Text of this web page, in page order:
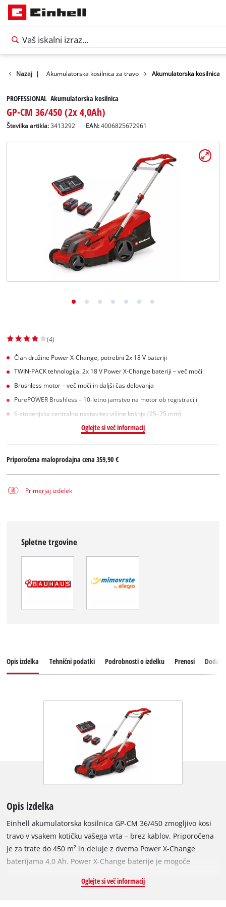
Nazaj |
Kosilnice Akumulatorska kosilnica za travo Akumulatorska kosilnica
PROFESSIONAL Akumulatorska kosilnica
GP-CM 36/450 (2x 4,0Ah)
Številka artikla: 3413292 EAN:4006825672961
(4)
Član družine Power X-Change, potrebni 2x 18 V bateriji
TWIN-PACK tehnologija: 2x 18 V Power X-Change bateriji – več moči
Brushless motor – več moči in daljši čas delovanja
PurePOWER Brushless – 10-letno jamstvo na motor ob registraciji
6-stopenjska centralna nastavitev višine košnje (25–75 mm)
Oglejte si več informacij
Priporočena maloprodajna cena359,90 €
Primerjaj izdelek
Spletne trgovine
Opis izdelka Tehnični podatki Podrobnosti o izdelku Prenosi
Opis izdelka
Einhell akumulatorska kosilnica GP-CM 36/450 zmogljivo kosi
travo v vsakem kotičku vašega vrta – brez kablov. Priporočena
je za trate do 450 m² in deluje z dvema Power X-Change
baterijama 4,0 Ah. Power X-Change baterije je mogoče
Prikazovalnik stanja s tremi LED diodami vedno prikazuje
Oglejte si več informacij